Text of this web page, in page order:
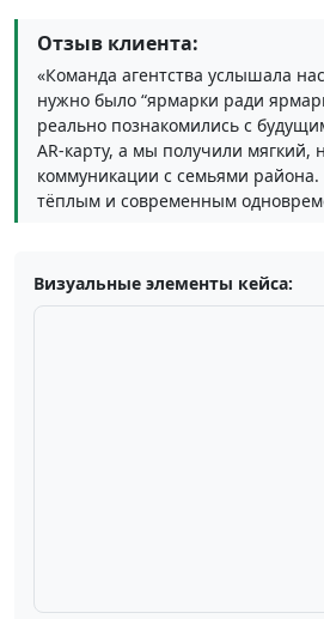
Отзыв клиента:
«Команда агентства услышала
нужно было “ярмарки ради
реально познакомились с
AR‑карту, а мы получили мягкий,
коммуникации с семьями
тёплым и современным
Визуальные элементы кейса: